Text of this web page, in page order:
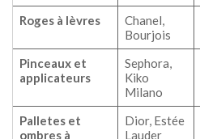
Roges à lèvres
Chanel,
Bourjois
Pinceaux et
applicateurs
Sephora,
Kiko
Milano
Palletes et
ombres à
Dior, Estée
Lauder